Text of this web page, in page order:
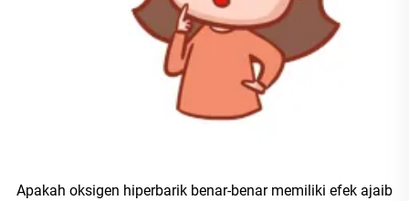
Apakah oksigen hiperbarik benar-benar memiliki efek ajaib